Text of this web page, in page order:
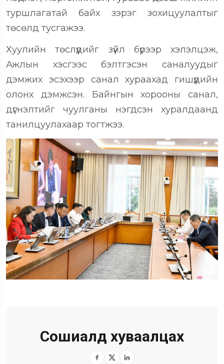
туршлагатай байх зэрэг зохицуулалтыг
төсөлд тусгажээ.
Хуулийн төслүүдийг зүйл бүрээр хэлэлцэж,
Ажлын хэсгээс бэлтгэсэн саналуудыг
дэмжих эсэхээр санал хураахад гишүүдийн
олонх дэмжсэн. Байнгын хорооны санал,
дүгнэлтийг чуулганы нэгдсэн хуралдаанд
танилцуулахаар тогтжээ.
Сошиалд хуваалцах